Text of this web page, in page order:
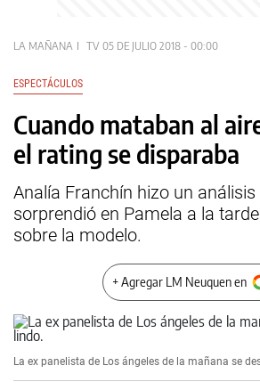
LA MAÑANA TV 05 DE JULIO 2018 - 00:00
ESPECTÁCULOS
Cuando mataban al
el rating se disparaba
Analía Franchín hizo un
sorprendió en Pamela a la
sobre la modelo.
+ Agregar LM Neuquen en
La ex panelista de Los ángeles de la mañana se